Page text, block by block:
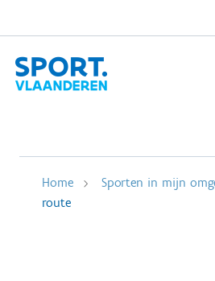
Home Sporten in mijn
route